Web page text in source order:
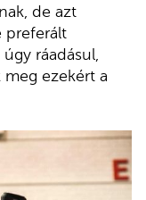
de azt
preferált
ráadásul,
ezekért a